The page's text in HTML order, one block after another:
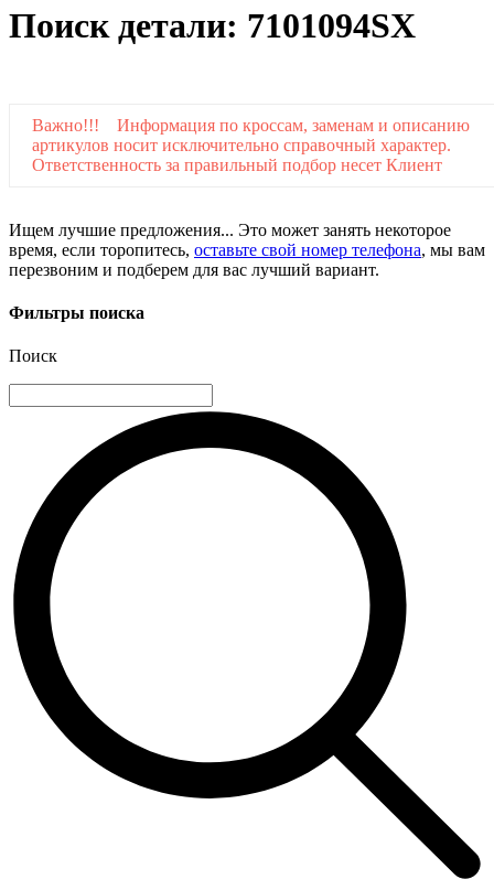
Поиск детали: 7101094SX
Важно!!! Информация по кроссам, заменам и описанию
артикулов носит исключительно справочный характер.
Ответственность за правильный подбор несет Клиент
Ищем лучшие предложения... Это может занять некоторое
время, если торопитесь, оставьте свой номер телефона, мы вам
перезвоним и подберем для вас лучший вариант.
Фильтры поиска
Поиск